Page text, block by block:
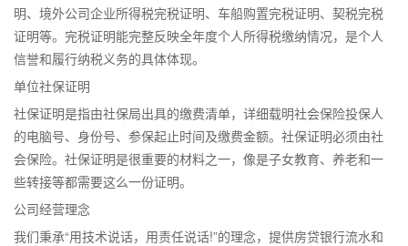
明、境外公司企业所得税完税证明、车船购置完税证明、契税完税
证明等。完税证明能完整反映全年度个人所得税缴纳情况，是个人
信誉和履行纳税义务的具体体现。
单位社保证明
社保证明是指由社保局出具的缴费清单，详细载明社会保险投保人
的电脑号、身份号、参保起止时间及缴费金额。社保证明必须由社
会保险。社保证明是很重要的材料之一，像是子女教育、养老和一
些转接等都需要这么一份证明。
公司经营理念
我们秉承“用技术说话，用责任说话!”的理念，提供房贷银行流水和